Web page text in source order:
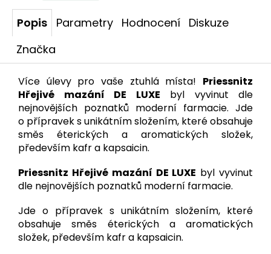
Popis Parametry Hodnocení Diskuze
Značka
Více úlevy pro vaše ztuhlá místa! Priessnitz
Hřejivé mazání DE LUXE byl vyvinut dle
nejnovějších poznatků moderní farmacie. Jde
o přípravek s unikátním složením, které obsahuje
směs éterických a aromatických složek,
především kafr a kapsaicin.
Priessnitz Hřejivé mazání DE LUXE byl vyvinut
dle nejnovějších poznatků moderní farmacie.
Jde o přípravek s unikátním složením, které
obsahuje směs éterických a aromatických
složek, především kafr a kapsaicin.